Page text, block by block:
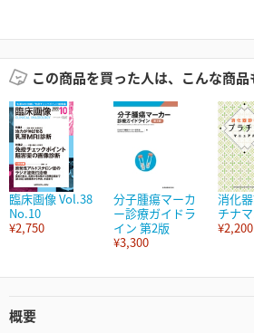
この商品を買った人は、こんな商品
臨床画像 Vol.38
No.10
¥2,750
分子腫瘍マーカ
ー診療ガイドラ
イン 第2版
¥3,300
消化
チナ
¥2,200
概要